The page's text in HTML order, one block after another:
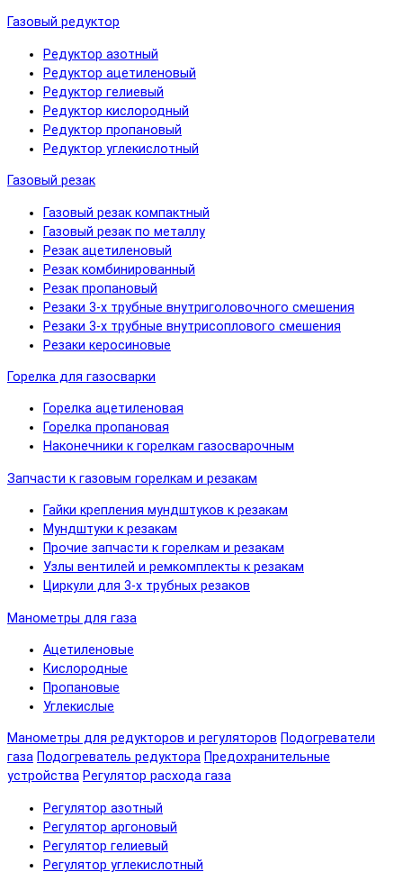
Газовый редуктор
Редуктор азотный
Редуктор ацетиленовый
Редуктор гелиевый
Редуктор кислородный
Редуктор пропановый
Редуктор углекислотный
Газовый резак
Газовый резак компактный
Газовый резак по металлу
Резак ацетиленовый
Резак комбинированный
Резак пропановый
Резаки 3-х трубные внутриголовочного смешения
Резаки 3-х трубные внутрисоплового смешения
Резаки керосиновые
Горелка для газосварки
Горелка ацетиленовая
Горелка пропановая
Наконечники к горелкам газосварочным
Запчасти к газовым горелкам и резакам
Гайки крепления мундштуков к резакам
Мундштуки к резакам
Прочие запчасти к горелкам и резакам
Узлы вентилей и ремкомплекты к резакам
Циркули для 3-х трубных резаков
Манометры для газа
Ацетиленовые
Кислородные
Пропановые
Углекислые
Манометры для редукторов и регуляторов Подогреватели
газа Подогреватель редуктора Предохранительные
устройства Регулятор расхода газа
Регулятор азотный
Регулятор аргоновый
Регулятор гелиевый
Регулятор углекислотный